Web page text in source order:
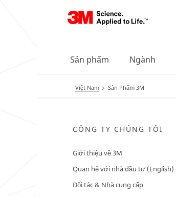
Sản phẩm Ngành
Việt Nam Sản Phẩm 3M
CÔNG TY CHÚNG TÔI
Giới thiệu về 3M
Quan hệ với nhà đầu tư (English)
Đối tác & Nhà cung cấp